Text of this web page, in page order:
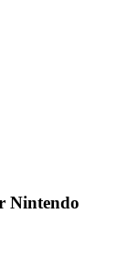
Nintendo